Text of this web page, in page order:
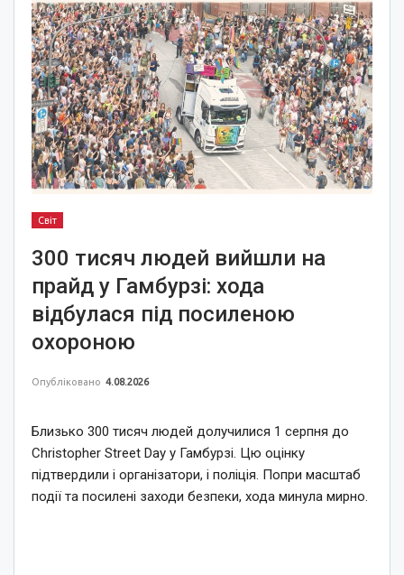
Світ
300 тисяч людей вийшли на
прайд у Гамбурзі: хода
відбулася під посиленою
охороною
Опубліковано 4.08.2026
Близько 300 тисяч людей долучилися 1 серпня до
Christopher Street Day у Гамбурзі. Цю оцінку
підтвердили і організатори, і поліція. Попри масштаб
події та посилені заходи безпеки, хода минула мирно.